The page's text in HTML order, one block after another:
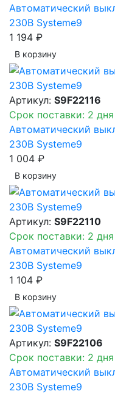
Автоматический
230В Systeme9
1 194 ₽
В корзинy
Артикул: S9F22116
Срок поставки: 2 дня
Автоматический
230В Systeme9
1 004 ₽
В корзинy
Артикул: S9F22110
Срок поставки: 2 дня
Автоматический
230В Systeme9
1 104 ₽
В корзинy
Артикул: S9F22106
Срок поставки: 2 дня
Автоматический
230В Systeme9